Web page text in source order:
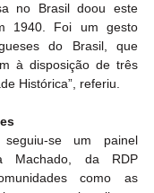
no Brasil doou este
1940. Foi um gesto
do Brasil, que
à disposição de três
Histórica”, referiu.
se um painel
Machado, da RDP
como as